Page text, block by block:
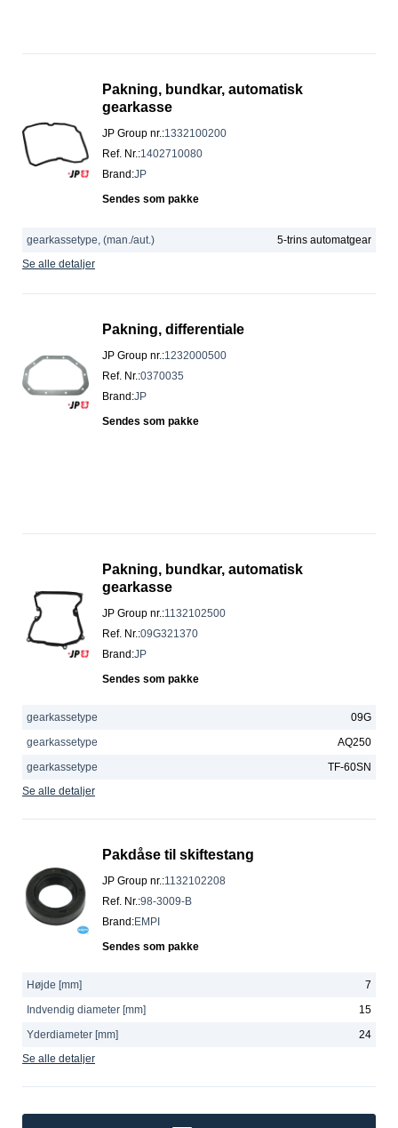
Pakning, bundkar, automatisk
gearkasse
JP Group nr.:1332100200
Ref. Nr.:1402710080
Brand :JP
Sendes som pakke
gearkassetype, (man./aut.)
5-trins automatgear
Se alle detaljer
Pakning, differentiale
JP Group nr.:1232000500
Ref. Nr.:0370035
Brand :JP
Sendes som pakke
Pakning, bundkar, automatisk
gearkasse
JP Group nr.:1132102500
Ref. Nr.:09G321370
Brand :JP
Sendes som pakke
gearkassetype
09G
gearkassetype
AQ250
gearkassetype
TF-60SN
Se alle detaljer
Pakdåse til skiftestang
JP Group nr.:1132102208
Ref. Nr.:98-3009-B
Brand :EMPI
Sendes som pakke
Højde [mm]
7
Indvendig diameter [mm]
15
Yderdiameter [mm]
24
Se alle detaljer